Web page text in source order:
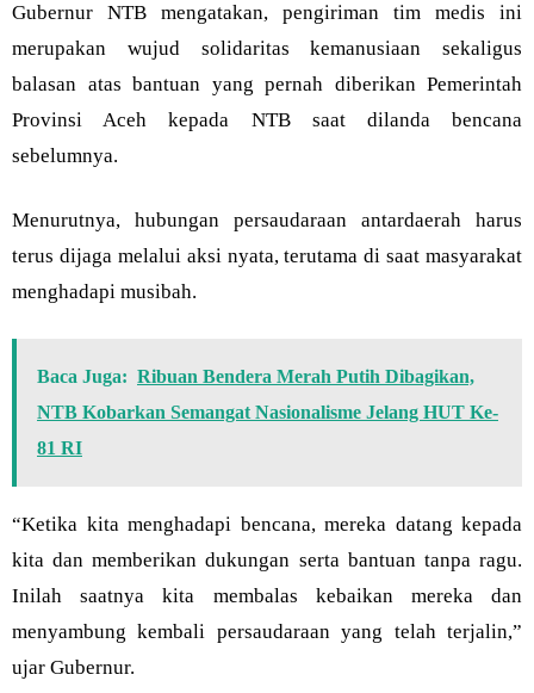
Gubernur NTB mengatakan, pengiriman tim medis ini
merupakan wujud solidaritas kemanusiaan sekaligus
balasan atas bantuan yang pernah diberikan Pemerintah
Provinsi Aceh kepada NTB saat dilanda bencana
sebelumnya.
Menurutnya, hubungan persaudaraan antardaerah harus
terus dijaga melalui aksi nyata, terutama di saat masyarakat
menghadapi musibah.
Baca Juga: Ribuan Bendera Merah Putih Dibagikan,
NTB Kobarkan Semangat Nasionalisme Jelang HUT Ke-
81 RI
“Ketika kita menghadapi bencana, mereka datang kepada
kita dan memberikan dukungan serta bantuan tanpa ragu.
Inilah saatnya kita membalas kebaikan mereka dan
menyambung kembali persaudaraan yang telah terjalin,”
ujar Gubernur.